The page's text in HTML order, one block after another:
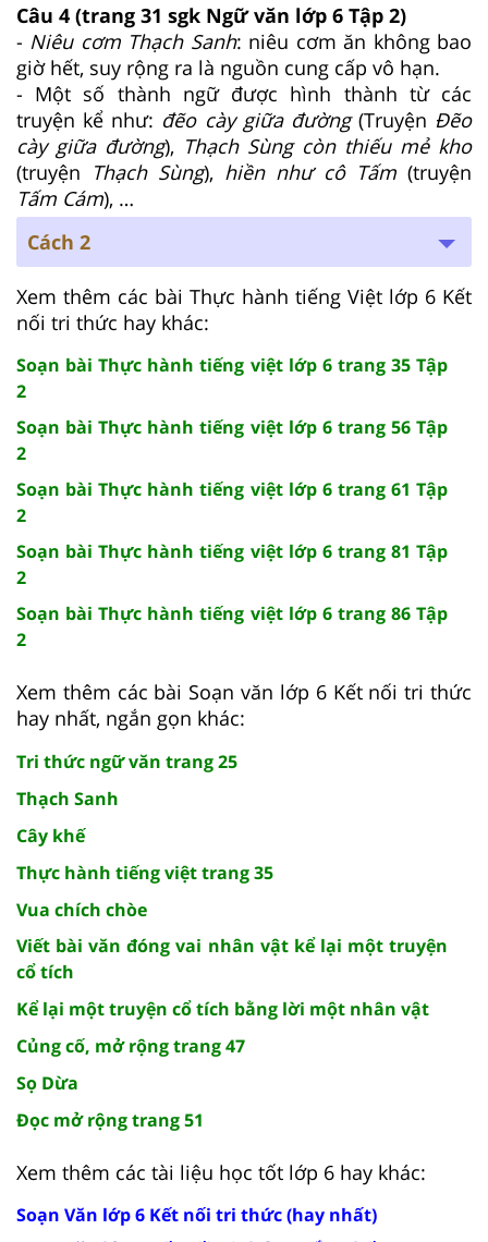
Câu 4 (trang 31 sgk Ngữ văn lớp 6 Tập 2)
- Niêu cơm Thạch Sanh: niêu cơm ăn không bao
giờ hết, suy rộng ra là nguồn cung cấp vô hạn.
- Một số thành ngữ được hình thành từ các
truyện kể như: đẽo cày giữa đường(Truyện Đẽo
cày giữa đường), Thạch Sùng còn thiếu mẻ kho
(truyện Thạch Sùng), hiền như cô Tấm (truyện
Tấm Cám), …
Cách 2
Xem thêm các bài Thực hành tiếng Việt lớp 6 Kết
nối tri thức hay khác:
Soạn bài Thực hành tiếng việt lớp 6 trang 35 Tập
2
Soạn bài Thực hành tiếng việt lớp 6 trang 56 Tập
2
Soạn bài Thực hành tiếng việt lớp 6 trang 61 Tập
2
Soạn bài Thực hành tiếng việt lớp 6 trang 81 Tập
2
Soạn bài Thực hành tiếng việt lớp 6 trang 86 Tập
2
Xem thêm các bài Soạn văn lớp 6 Kết nối tri thức
hay nhất, ngắn gọn khác:
Tri thức ngữ văn trang 25
Thạch Sanh
Cây khế
Thực hành tiếng việt trang 35
Vua chích chòe
Viết bài văn đóng vai nhân vật kể lại một truyện
cổ tích
Kể lại một truyện cổ tích bằng lời một nhân vật
Củng cố, mở rộng trang 47
Sọ Dừa
Đọc mở rộng trang 51
Xem thêm các tài liệu học tốt lớp 6 hay khác:
Soạn Văn lớp 6 Kết nối tri thức (hay nhất)